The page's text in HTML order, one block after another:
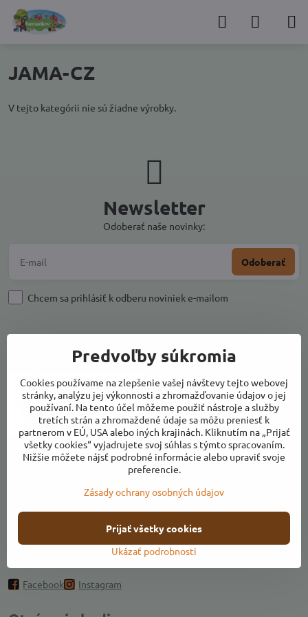
JAMA-CZ
V tejto kategórii nie sú žiadne výrobky.
Newsletter
Odoberať naše novinky:
Odoberať
Chcem sa prihlásiť k odberu noviniek e-mailom
Adresa:
Ulica k Váhu, areál Farmárikovo, 018 53 Bolešov
farmarikovo​@farmarik​.sk
+421 917 141 409
Pridajte sa k nám
Facebook Instagram
Predvoľby súkromia
Cookies používame na zlepšenie vašej návštevy tejto webovej
stránky, analýzu jej výkonnosti a zhromažďovanie údajov o jej
používaní. Na tento účel môžeme použiť nástroje a služby
tretích strán a zhromaždené údaje sa môžu preniesť k
partnerom v EÚ, USA alebo iných krajinách. Kliknutím na „Prijať
všetky cookies“ vyjadrujete svoj súhlas s týmto spracovaním.
Nižšie môžete nájsť podrobné informácie alebo upraviť svoje
preferencie.
Zásady ochrany osobných údajov
Ukázať podrobnosti
Prijať všetky cookies